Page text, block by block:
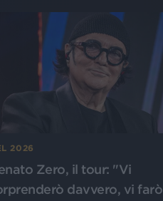
2026
Zero, il tour: "Vi
davvero, vi farò